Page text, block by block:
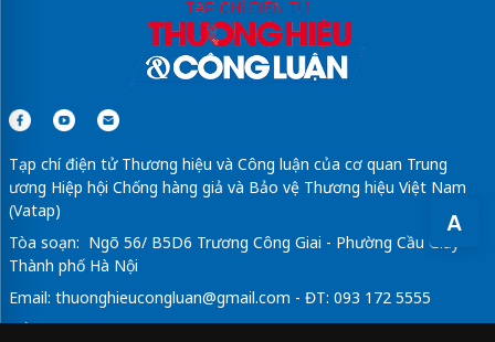
A
Tạp chí điện tử Thương hiệu và Công luận của cơ quan Trung
ương Hiệp hội Chống hàng giả và Bảo vệ Thương hiệu Việt Nam
(Vatap)
Tòa soạn: Ngõ 56/ B5D6 Trương Công Giai - Phường Cầu Giấy -
Thành phố Hà Nội
Email: thuonghieucongluan@gmail.com - ĐT: 093 172 5555
Tổng Biên Tập: Vũ Đức Thuận